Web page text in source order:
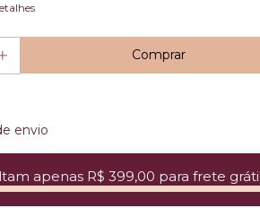
envio
apenas R$ 399,00 para frete